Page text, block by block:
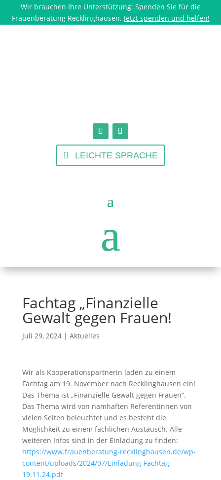
Wir brauchen Ihre Unterstützung: Spenden Sie für die
Frauenberatung Recklinghausen. Jetzt spenden und helfen!
LEICHTE SPRACHE
Fachtag „Finanzielle
Gewalt gegen Frauen!
Juli 29, 2024| Aktuelles
Wir als Kooperationspartnerin laden zu einem
Fachtag am 19. November nach Recklinghausen ein!
Das Thema ist „Finanzielle Gewalt gegen Frauen“.
Das Thema wird von namhaften Referentinnen von
vielen Seiten beleuchtet und es besteht die
Möglichkeit zu einem fachlichen Austausch. Alle
weiteren Infos sind in der Einladung zu finden:
https://www.frauenberatung-recklinghausen.de/wp-
content/uploads/2024/07/Einladung-Fachtag-
19.11.24.pdf